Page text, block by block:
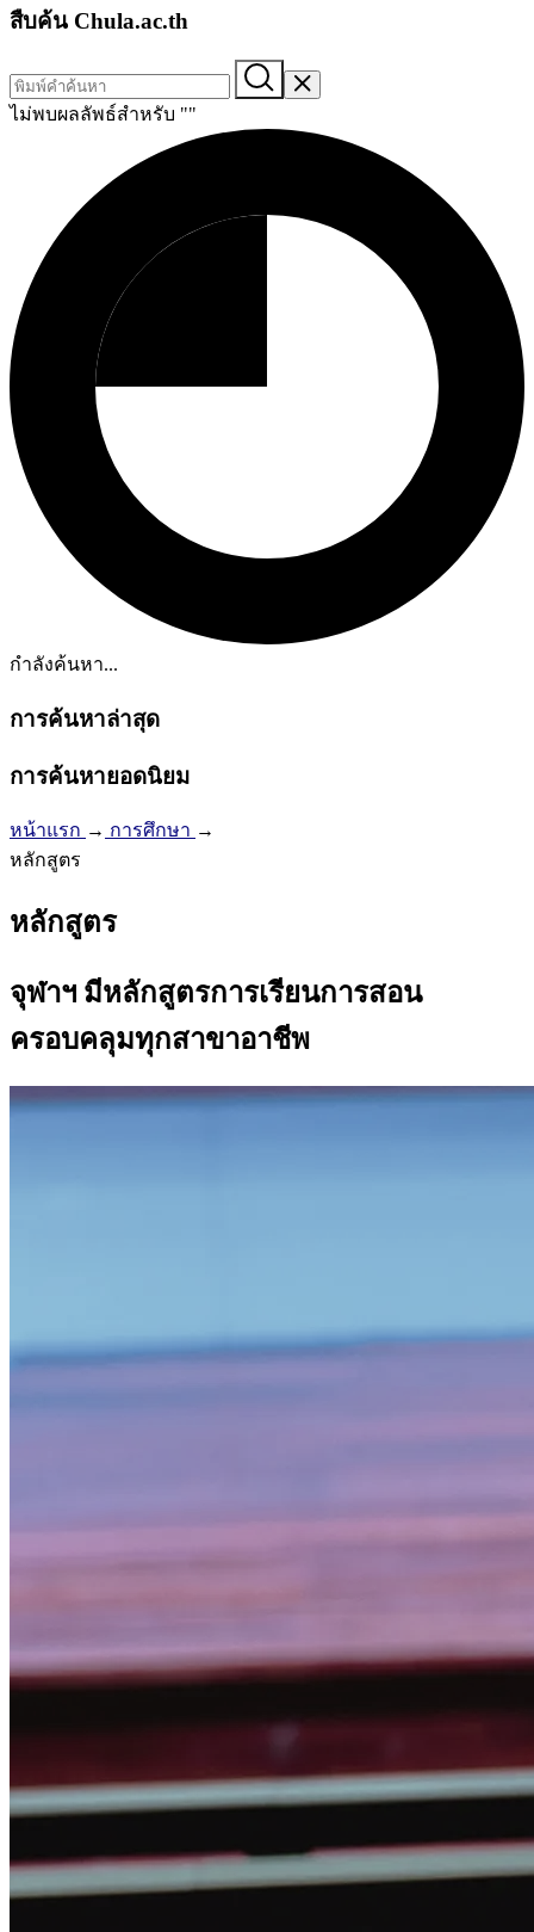
สืบค้น Chula.ac.th
ไม่พบผลลัพธ์สำหรับ ""
กำลังค้นหา...
การค้นหาล่าสุด
การค้นหายอดนิยม
หน้าแรก → การศึกษา →
หลักสูตร
หลักสูตร
จุฬาฯ มีหลักสูตรการเรียนการสอน
ครอบคลุมทุกสาขาอาชีพ